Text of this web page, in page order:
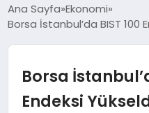
DÜNYA
Ana Sayfa Ekonomi
Borsa İstanbul’da BIST 100
Borsa
Endeksi